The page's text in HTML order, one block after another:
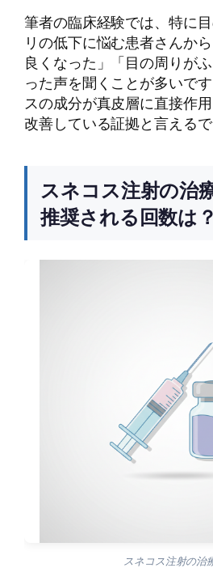
筆者の臨床経験では、特に
リの低下に悩む患者さんか
良くなった」「目の周りが
った声を聞くことが多いで
スの成分が真皮層に直接作
改善している証拠と言えるで
スネコス注射の治
推奨される回数は？
スネコス注射の治